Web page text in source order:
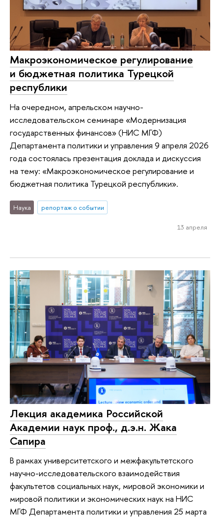
Макроэкономическое регулирование
и бюджетная политика Турецкой
республики
На очередном, апрельском научно-
исследовательском семинаре «Модернизация
государственных финансов» (НИС МГФ)
Департамента политики и управления 9 апреля 2026
года состоялась презентация доклада и дискуссия
на тему: «Макроэкономическое регулирование и
бюджетная политика Турецкой республики».
Наука репортаж о событии
13 апреля
Лекция академика Российской
Академии наук проф., д.э.н. Жака
Сапира
В рамках университетского и межфакультетского
научно-исследовательского взаимодействия
факультетов социальных наук, мировой экономики и
мировой политики и экономических наук на НИС
МГФ Департамента политики и управления 25 марта